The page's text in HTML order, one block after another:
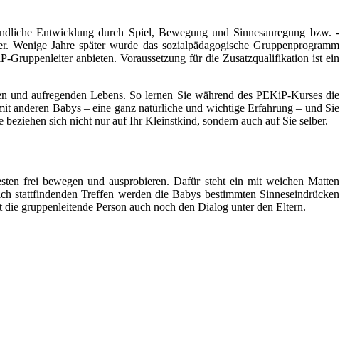
Entwicklung durch Spiel, Bewegung und Sinnesanregung bzw. -
Jahre später wurde das sozialpädagogische Gruppenprogramm
anbieten. Voraussetzung für die Zusatzqualifikation ist ein
aufregenden Lebens. So lernen Sie während des PEKiP-Kurses die
anderen Babys – eine ganz natürliche und wichtige Erfahrung – und Sie
sich nicht nur auf Ihr Kleinstkind, sondern auch auf Sie selber.
frei bewegen und ausprobieren. Dafür steht ein mit weichen Matten
Treffen werden die Babys bestimmten Sinneseindrücken
gruppenleitende Person auch noch den Dialog unter den Eltern.